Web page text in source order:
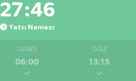
27:46
Yatsı Namazı
GÜNEŞ
06:00
ÖĞLE
13:15